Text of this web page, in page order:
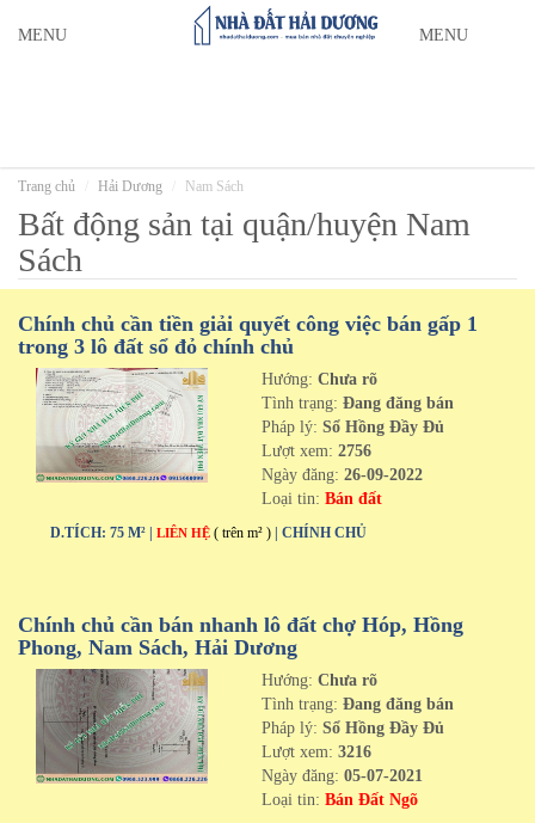
MENU MENU
Trang chủ Hải Dương Nam Sách
Bất động sản tại quận/huyện Nam
Sách
Chính chủ cần tiền giải quyết công việc bán gấp 1
trong 3 lô đất sổ đỏ chính chủ
Hướng:Chưa rõ
Tình trạng:Đang đăng bán
Pháp lý: Sổ Hồng Đầy Đủ
Lượt xem:2756
Ngày đăng:26-09-2022
Loại tin:Bán đất
D.TÍCH: 75 M² | LIÊN HỆ ( trên m² ) | CHÍNH CHỦ
Chính chủ cần bán nhanh lô đất chợ Hóp, Hồng
Phong, Nam Sách, Hải Dương
Hướng:Chưa rõ
Tình trạng:Đang đăng bán
Pháp lý: Sổ Hồng Đầy Đủ
Lượt xem:3216
Ngày đăng:05-07-2021
Loại tin:Bán Đất Ngõ